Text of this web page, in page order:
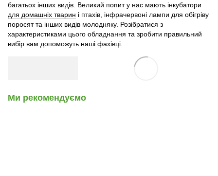
багатьох інших видів. Великий попит у нас мають інкубатори
для домашніх тварин і птахів, інфрачервоні лампи для обігріву
поросят та інших видів молодняку. Розібратися з
характеристиками цього обладнання та зробити правильний
вибір вам допоможуть наші фахівці.
Ми рекомендуємо